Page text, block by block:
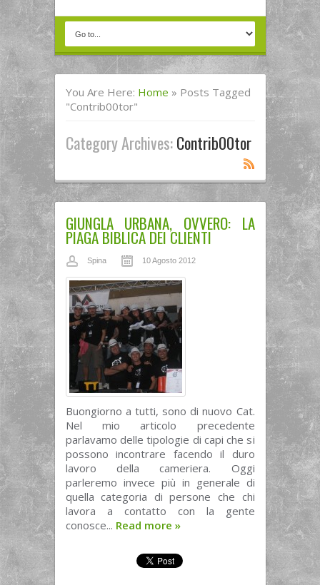
You Are Here: Home » Posts Tagged
"contrib00tor"
Category Archives:Contrib00tor
GIUNGLA URBANA, OVVERO: LA
PIAGA BIBLICA DEI CLIENTI
Spina 10 Agosto 2012
Buongiorno a tutti, sono di nuovo Cat.
Nel mio articolo precedente
parlavamo delle tipologie di capi che si
possono incontrare facendo il duro
lavoro della cameriera. Oggi
parleremo invece più in generale di
quella categoria di persone che chi
lavora a contatto con la gente
conosce... Read more »